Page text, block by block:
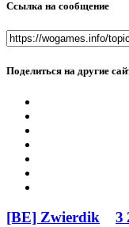
Ссылка на сообщение
Поделиться на другие
[BE] Zwierdik 3